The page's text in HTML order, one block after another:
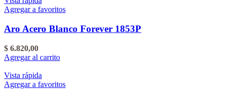
Agregar a favoritos
Aro Acero Blanco Forever 1853P
$ 6.820,00
Agregar al carrito
Vista rápida
Agregar a favoritos